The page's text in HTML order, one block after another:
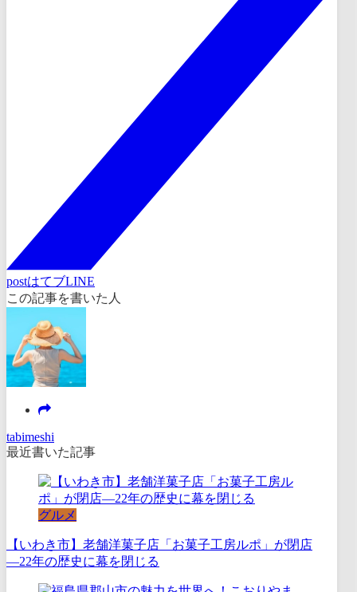
postはてブLINE
この記事を書いた人
tabimeshi
最近書いた記事
グルメ
【いわき市】老舗洋菓子店「お菓子工房ルポ」が閉店
―22年の歴史に幕を閉じる